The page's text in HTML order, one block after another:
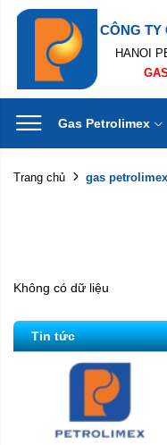
CÔNG TY
HANOI
Gas Petrolimex
Trang chủ gas
Không có dữ liệu
Tin tức